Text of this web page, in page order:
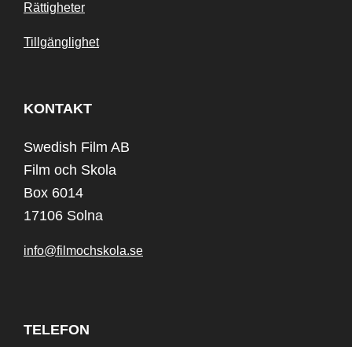
Rättigheter
Tillgänglighet
KONTAKT
Swedish Film AB
Film och Skola
Box 6014
17106 Solna
info@filmochskola.se
TELEFON